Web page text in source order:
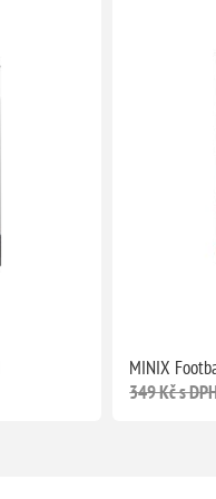
MINIX
349 Kč s